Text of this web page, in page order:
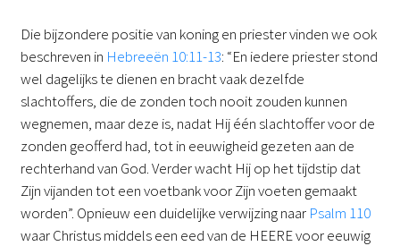
Die bijzondere positie van koning en priester vinden we ook
beschreven in Hebreeën 10:11-13: “En iedere priester stond
wel dagelijks te dienen en bracht vaak dezelfde
slachtoffers, die de zonden toch nooit zouden kunnen
wegnemen, maar deze is, nadat Hij één slachtoffer voor de
zonden geofferd had, tot in eeuwigheid gezeten aan de
rechterhand van God. Verder wacht Hij op het tijdstip dat
Zijn vijanden tot een voetbank voor Zijn voeten gemaakt
worden”. Opnieuw een duidelijke verwijzing naar Psalm 110
waar Christus middels een eed van de HEERE voor eeuwig